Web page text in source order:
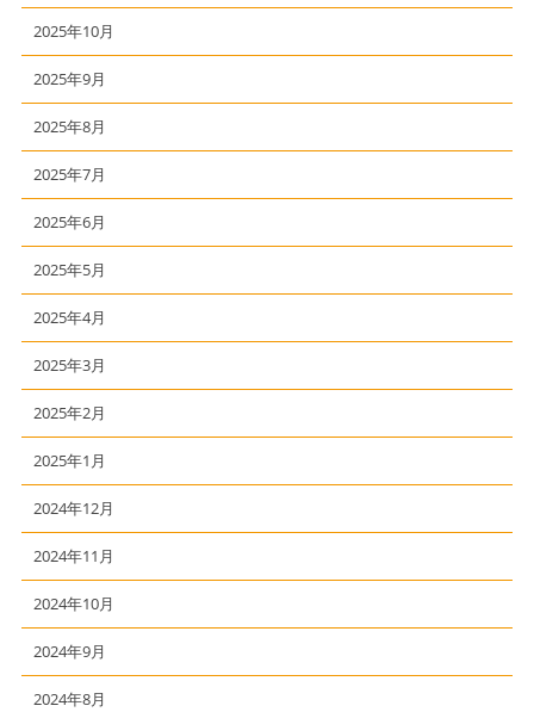
2025年10月
2025年9月
2025年8月
2025年7月
2025年6月
2025年5月
2025年4月
2025年3月
2025年2月
2025年1月
2024年12月
2024年11月
2024年10月
2024年9月
2024年8月